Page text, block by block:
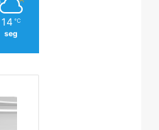
14 ℃
seg